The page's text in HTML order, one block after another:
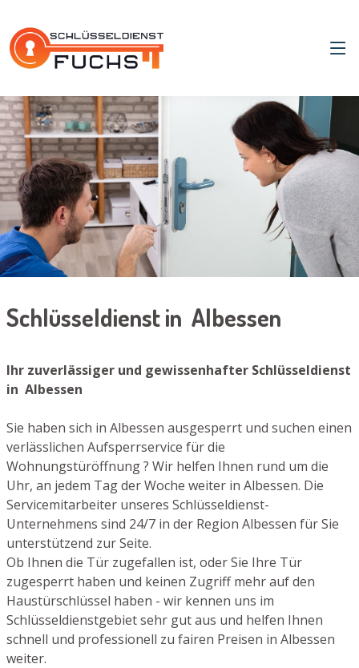
Schlüsseldienst in Albessen
Ihr zuverlässiger und gewissenhafter Schlüsseldienst
in Albessen
Sie haben sich in Albessen ausgesperrt und suchen einen
verlässlichen Aufsperrservice für die
Wohnungstüröffnung ? Wir helfen Ihnen rund um die
Uhr, an jedem Tag der Woche weiter in Albessen. Die
Servicemitarbeiter unseres Schlüsseldienst-
Unternehmens sind 24/7 in der Region Albessen für Sie
unterstützend zur Seite.
Ob Ihnen die Tür zugefallen ist, oder Sie Ihre Tür
zugesperrt haben und keinen Zugriff mehr auf den
Haustürschlüssel haben - wir kennen uns im
Schlüsseldienstgebiet sehr gut aus und helfen Ihnen
schnell und professionell zu fairen Preisen in Albessen
weiter.